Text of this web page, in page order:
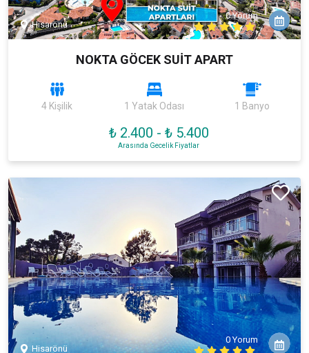
Hisarönü
0 Yorum
NOKTA GÖCEK SUİT APART
4 Kişilik 1 Yatak Odası 1 Banyo
₺ 2.400 - ₺ 5.400
Arasında Gecelik Fiyatlar
Hisarönü
0 Yorum